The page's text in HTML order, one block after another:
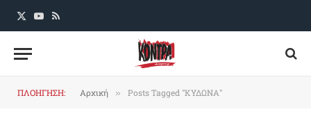
X
YouTube
RSS
ΠΛΟΗΓΗΣΗ: Αρχική » Posts Tagged "ΚΥΔΩΝΑ"